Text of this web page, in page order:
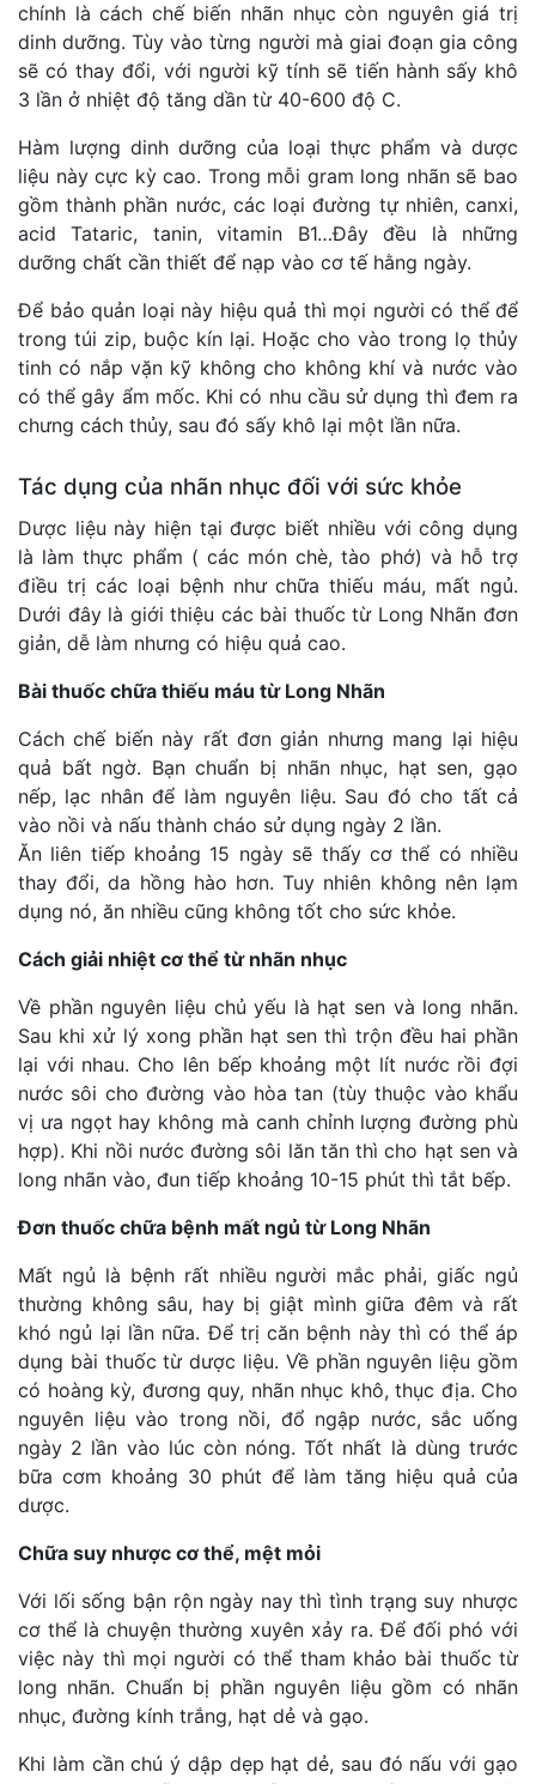
chính là cách chế biến nhãn nhục còn nguyên giá trị
dinh dưỡng. Tùy vào từng người mà giai đoạn gia công
sẽ có thay đổi, với người kỹ tính sẽ tiến hành sấy khô
3 lần ở nhiệt độ tăng dần từ 40-600 độ C.
Hàm lượng dinh dưỡng của loại thực phẩm và dược
liệu này cực kỳ cao. Trong mỗi gram long nhãn sẽ bao
gồm thành phần nước, các loại đường tự nhiên, canxi,
acid Tataric, tanin, vitamin B1…Đây đều là những
dưỡng chất cần thiết để nạp vào cơ tế hằng ngày.
Để bảo quản loại này hiệu quả thì mọi người có thể để
trong túi zip, buộc kín lại. Hoặc cho vào trong lọ thủy
tinh có nắp vặn kỹ không cho không khí và nước vào
có thể gây ẩm mốc. Khi có nhu cầu sử dụng thì đem ra
chưng cách thủy, sau đó sấy khô lại một lần nữa.
Tác dụng của nhãn nhục đối với sức khỏe
Dược liệu này hiện tại được biết nhiều với công dụng
là làm thực phẩm ( các món chè, tào phớ) và hỗ trợ
điều trị các loại bệnh như chữa thiếu máu, mất ngủ.
Dưới đây là giới thiệu các bài thuốc từ Long Nhãn đơn
giản, dễ làm nhưng có hiệu quả cao.
Bài thuốc chữa thiếu máu từ Long Nhãn
Cách chế biến này rất đơn giản nhưng mang lại hiệu
quả bất ngờ. Bạn chuẩn bị nhãn nhục, hạt sen, gạo
nếp, lạc nhân để làm nguyên liệu. Sau đó cho tất cả
vào nồi và nấu thành cháo sử dụng ngày 2 lần.
Ăn liên tiếp khoảng 15 ngày sẽ thấy cơ thể có nhiều
thay đổi, da hồng hào hơn. Tuy nhiên không nên lạm
dụng nó, ăn nhiều cũng không tốt cho sức khỏe.
Cách giải nhiệt cơ thể từ nhãn nhục
Về phần nguyên liệu chủ yếu là hạt sen và long nhãn.
Sau khi xử lý xong phần hạt sen thì trộn đều hai phần
lại với nhau. Cho lên bếp khoảng một lít nước rồi đợi
nước sôi cho đường vào hòa tan (tùy thuộc vào khẩu
vị ưa ngọt hay không mà canh chỉnh lượng đường phù
hợp). Khi nồi nước đường sôi lăn tăn thì cho hạt sen và
long nhãn vào, đun tiếp khoảng 10-15 phút thì tắt bếp.
Đơn thuốc chữa bệnh mất ngủ từ Long Nhãn
Mất ngủ là bệnh rất nhiều người mắc phải, giấc ngủ
thường không sâu, hay bị giật mình giữa đêm và rất
khó ngủ lại lần nữa. Để trị căn bệnh này thì có thể áp
dụng bài thuốc từ dược liệu. Về phần nguyên liệu gồm
có hoàng kỳ, đương quy, nhãn nhục khô, thục địa. Cho
nguyên liệu vào trong nồi, đổ ngập nước, sắc uống
ngày 2 lần vào lúc còn nóng. Tốt nhất là dùng trước
bữa cơm khoảng 30 phút để làm tăng hiệu quả của
dược.
Chữa suy nhược cơ thể, mệt mỏi
Với lối sống bận rộn ngày nay thì tình trạng suy nhược
cơ thể là chuyện thường xuyên xảy ra. Để đối phó với
việc này thì mọi người có thể tham khảo bài thuốc từ
long nhãn. Chuẩn bị phần nguyên liệu gồm có nhãn
nhục, đường kính trắng, hạt dẻ và gạo.
Khi làm cần chú ý dập dẹp hạt dẻ, sau đó nấu với gạo